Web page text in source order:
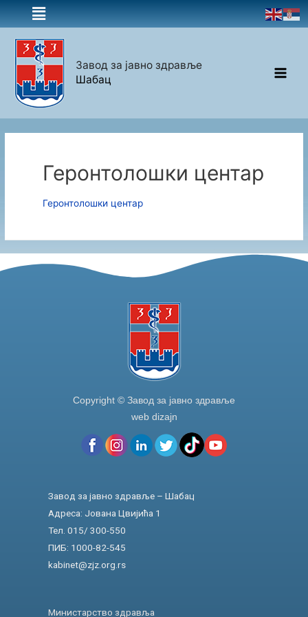
Завод за јавно здравље
Шабац
Геронтолошки центар
Геронтолошки центар
Copyright © Завод за јавно здравље
web dizajn
Завод за јавно здравље – Шабац
Адреса: Јована Цвијића 1
Тел. 015/ 300-550
ПИБ: 1000-82-545
kabinet@zjz.org.rs
Министарство здравља